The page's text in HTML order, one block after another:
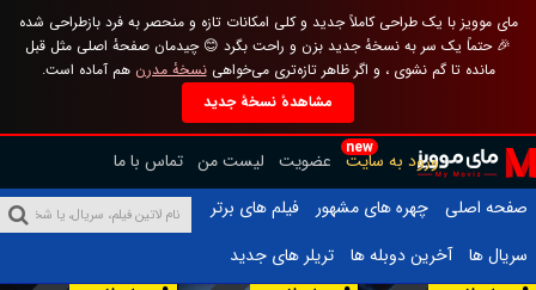
مای موویز با یک طراحی کاملاً جدید و کلی امکانات تازه و منحصر به فرد بازطراحی شده
🎉 حتماً یک سر به نسخهٔ جدید بزن و راحت بگرد 😊 چیدمان صفحهٔ اصلی مثل قبل
مانده تا گم نشوی ، و اگر ظاهر تازه‌تری می‌خواهینسخهٔ مدرن هم آماده است.
مشاهدهٔ نسخهٔ جدید
new
ورود به سایت عضویت لیست من تماس با ما
صفحه اصلی
چهره های مشهور
فیلم های برتر
سریال ها
آخرین دوبله ها تریلر های جدید